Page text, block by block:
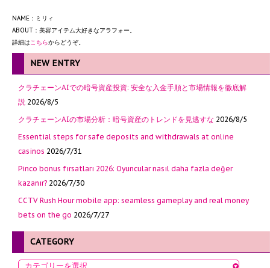
NAME：ミリィ
ABOUT：美容アイテム大好きなアラフォー。
詳細はこちらからどうぞ。
NEW ENTRY
クラチェーンAIでの暗号資産投資: 安全な入金手順と市場情報を徹底解
説 2026/8/5
クラチェーンAIの市場分析：暗号資産のトレンドを見逃すな 2026/8/5
Essential steps for safe deposits and withdrawals at online
casinos 2026/7/31
Pinco bonus fırsatları 2026: Oyuncular nasıl daha fazla değer
kazanır? 2026/7/30
CCTV Rush Hour mobile app: seamless gameplay and real money
bets on the go 2026/7/27
CATEGORY